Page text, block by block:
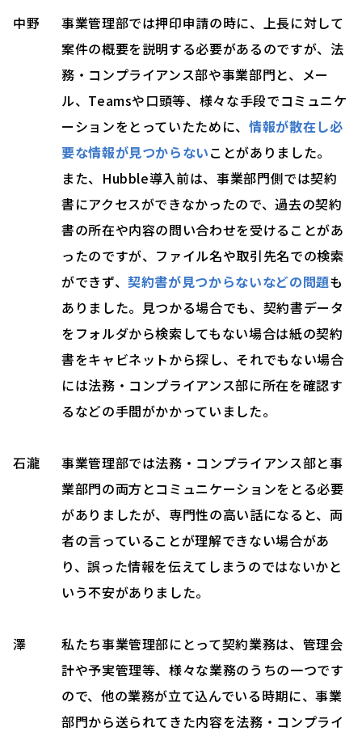
中野
事業管理部では押印申請の時に、上長に対して
案件の概要を説明する必要があるのですが、法
務・コンプライアンス部や事業部門と、メー
ル、Teamsや口頭等、様々な手段でコミュニケ
ーションをとっていたために、 情報が散在し必
要な情報が見つからないことがありました。
また、Hubble導入前は、事業部門側では契約
書にアクセスができなかったので、過去の契約
書の所在や内容の問い合わせを受けることがあ
ったのですが、ファイル名や取引先名での検索
ができず、契約書が見つからないなどの問題も
ありました。見つかる場合でも、契約書データ
をフォルダから検索してもない場合は紙の契約
書をキャビネットから探し、それでもない場合
には法務・コンプライアンス部に所在を確認す
るなどの手間がかかっていました。
石瀧
事業管理部では法務・コンプライアンス部と事
業部門の両方とコミュニケーションをとる必要
がありましたが、専門性の高い話になると、両
者の言っていることが理解できない場合があ
り、誤った情報を伝えてしまうのではないかと
いう不安がありました。
澤
私たち事業管理部にとって契約業務は、管理会
計や予実管理等、様々な業務のうちの一つです
ので、他の業務が立て込んでいる時期に、事業
部門から送られてきた内容を法務・コンプライ